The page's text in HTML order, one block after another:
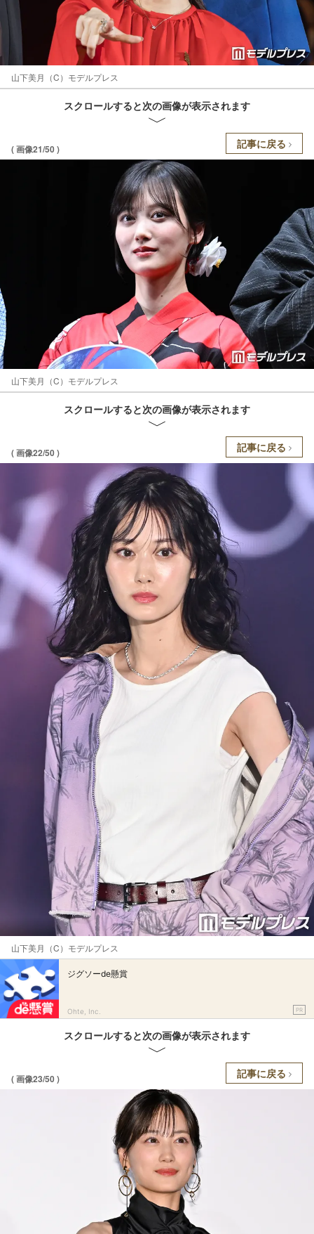
山下美月（C）モデルプレス
スクロールすると次の画像が表示されます
( 画像21/50 ) 記事に戻る
山下美月（C）モデルプレス
スクロールすると次の画像が表示されます
( 画像22/50 ) 記事に戻る
山下美月（C）モデルプレス
ジグソーde懸賞
Ohte, Inc. PR
スクロールすると次の画像が表示されます
( 画像23/50 ) 記事に戻る